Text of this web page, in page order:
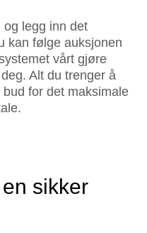
og legg inn det
kan følge auksjonen
vårt gjøre
Alt du trenger å
for det maksimale
sikker